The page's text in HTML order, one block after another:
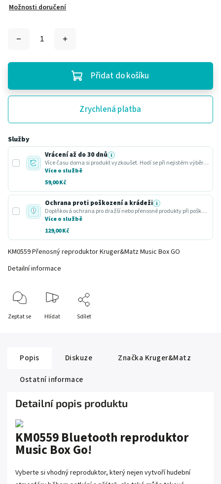
Možnosti doručení
Přidat do košíku
Zrychlená platba
Služby
Vrácení až do 30 dnů i
Více času doma si produkt vyzkoušet. Hodí se při nejistém výběru nebo dárku.
Více o službě
59,00 Kč
Ochrana proti poškození a krádeži i
Doplňková ochrana pro dražší nebo přenosné produkty při poškození nebo krádeži.
Více o službě
129,00 Kč
KM0559 Přenosný reproduktor Kruger&Matz Music Box GO
Detailní informace
Zeptat se Hlídat Sdílet
Popis Diskuze Značka Kruger&Matz
Ostatní informace
Detailní popis produktu
KM0559 Bluetooth reproduktor
Music Box Go!
Vyberte si vhodný reproduktor, který nejen vytvoří hudební